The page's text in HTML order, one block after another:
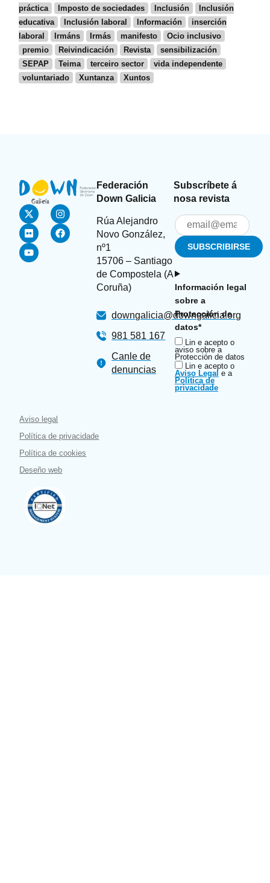
práctica
Imposto de sociedades Inclusión
Inclusión
educativa
Inclusión laboral Información
inserción
laboral
Irmáns Irmás manifesto
Ocio inclusivo
premio
Reivindicación Revista
sensibilización
SEPAP
Teima terceiro sector
vida independente
voluntariado
Xuntanza Xuntos
Federación
Down Galicia
Rúa Alejandro
Novo González,
nº1
15706 – Santiago
de Compostela (A
Coruña)
downgalicia@downgalicia.org
981 581 167
Canle de
denuncias
Subscríbete á
nosa revista
Información legal
sobre a
Protección de
datos*
Lin e acepto o
aviso sobre a
Protección de datos
Lin e acepto o
Aviso Legal e a
Política de
privacidade
Aviso legal
Política de privacidade
Política de cookies
Deseño web